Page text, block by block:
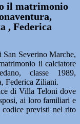
il matrimonio
, Federica
Severino Marche,
il calciatore
classe 1989,
Federica Ziliani.
di Villa Teloni dove
ai loro familiari e
previsti nel rito